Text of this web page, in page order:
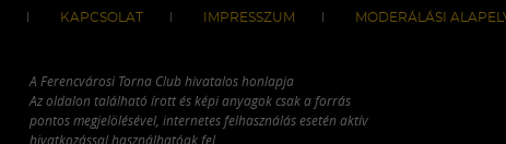
KAPCSOLAT IMPRESSZUM MODERÁLÁSI
A Ferencvárosi Torna Club hivatalos honlapja
Az oldalon található írott és képi anyagok csak a forrás
pontos megjelölésével, internetes felhasználás esetén aktív
hivatkozással használhatóak fel.